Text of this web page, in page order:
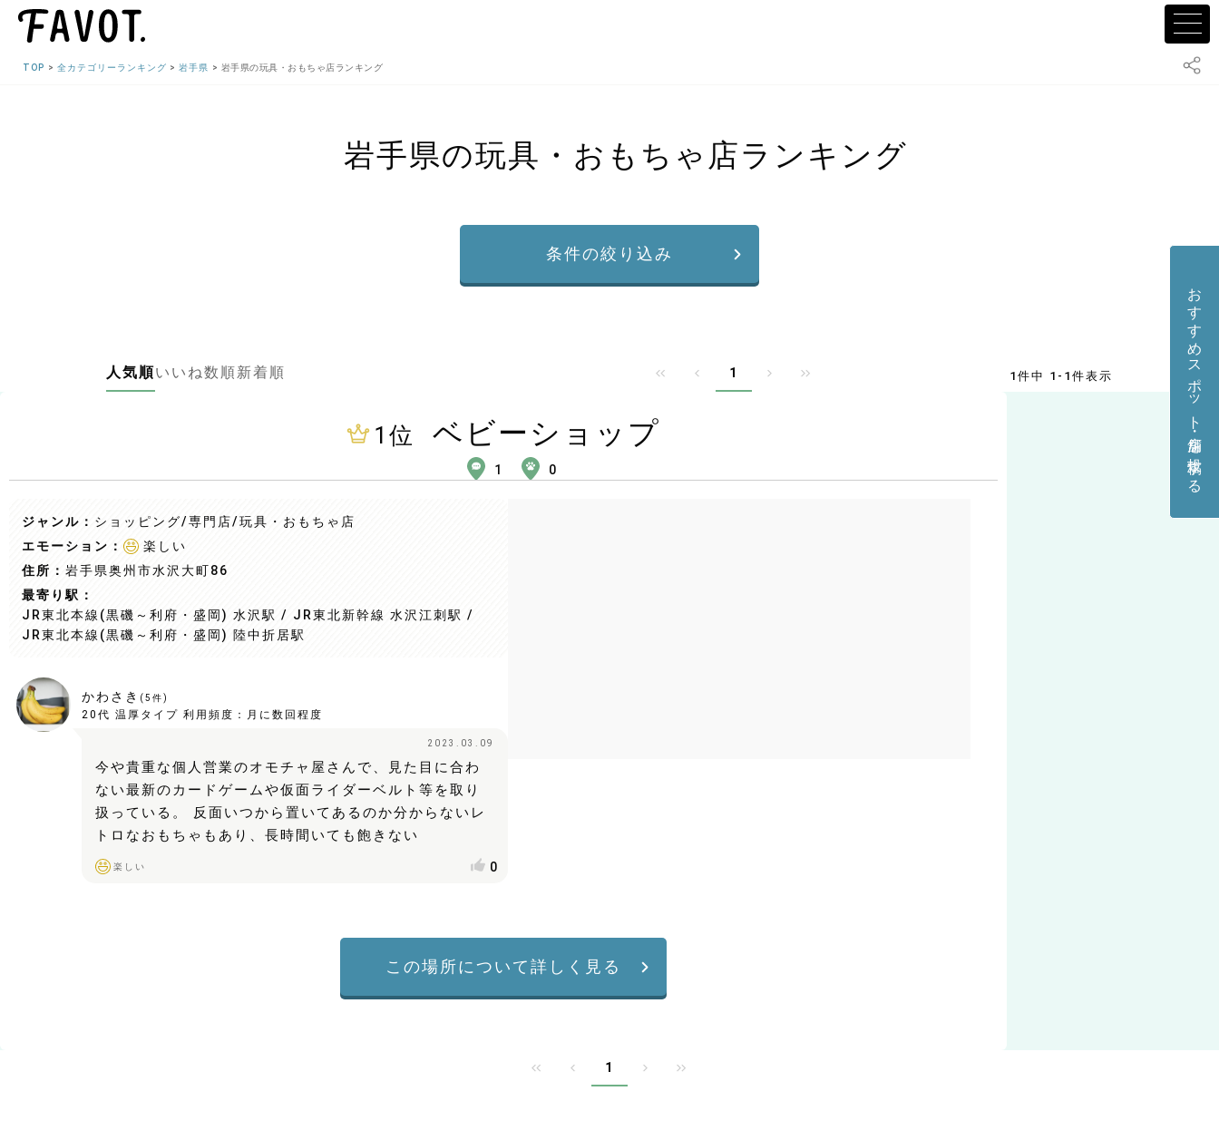
TOP 全カテゴリーランキング 岩手県 岩手県の玩具・おもちゃ店ランキング
岩手県の玩具・おもちゃ店ランキング
条件の絞り込み
人気順いいね数順新着順 1 1件中 1-1件表示
1 位 ベビーショップ
1 0
ジャンル： ショッピング/専門店/玩具・おもちゃ店
エモーション：
楽しい
住所： 岩手県奥州市水沢大町86
最寄り駅：
JR東北本線(黒磯～利府・盛岡) 水沢駅 / JR東北新幹線 水沢江刺駅 /
JR東北本線(黒磯～利府・盛岡) 陸中折居駅
かわさき ( 5 件)
20代 温厚タイプ 利用頻度： 月に数回程度
2023.03.09
今や貴重な個人営業のオモチャ屋さんで、見た目に合わ
ない最新のカードゲームや仮面ライダーベルト等を取り
扱っている。 反面いつから置いてあるのか分からないレ
トロなおもちゃもあり、長時間いても飽きない
楽しい 0
この場所について詳しく見る
1
おすすめスポット・店舗を投稿する